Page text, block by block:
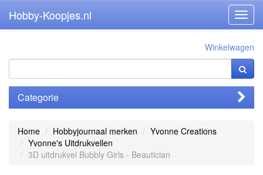
Hobby-Koopjes.nl
Winkelwagen
Categorie
Home Hobbyjournaal merken
Yvonne Creations
Yvonne's Uitdrukvellen
3D uitdrukvel Bubbly Girls - Beautician